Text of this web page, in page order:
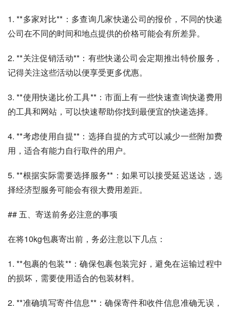
1. **多家对比**：多查询几家快递公司的报价，不同的快递
公司在不同的时间和地点提供的价格可能会有所差异。
2. **关注促销活动**：有些快递公司会定期推出特价服务，
记得关注这些活动以便享受更多优惠。
3. **使用快递比价工具**：市面上有一些快速查询快递费用
的工具和网站，可以快速帮助你找到最便宜的快递选择。
4. **考虑使用自提**：选择自提的方式可以减少一些附加费
用，适合有能力自行取件的用户。
5. **根据实际需要选择服务**：如果可以接受延迟送达，选
择经济型服务可能会有很大费用差距。
## 五、寄送前务必注意的事项
在将10kg包裹寄出前，务必注意以下几点：
1. **包裹的包装**：确保包裹包装完好，避免在运输过程中
的损坏，需要使用适合的包装材料。
2. **准确填写寄件信息**：确保寄件和收件信息准确无误，